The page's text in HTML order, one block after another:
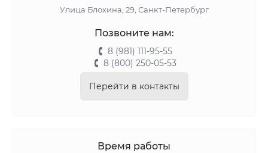
Улица Блохина, 29, Санкт-Петербург
Позвоните нам:
8 (981) 111-95-55
8 (800) 250-05-53
Перейти в контакты
Время работы